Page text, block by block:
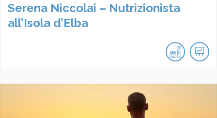
Serena Niccolai – Nutrizionista
all’Isola d’Elba